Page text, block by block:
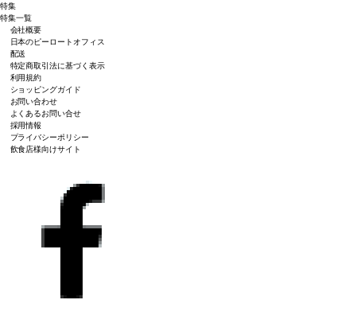
特集
特集一覧
会社概要
日本のピーロートオフィス
配送
特定商取引法に基づく表示
利用規約
ショッピングガイド
お問い合わせ
よくあるお問い合せ
採用情報
プライバシーポリシー
飲食店様向けサイト